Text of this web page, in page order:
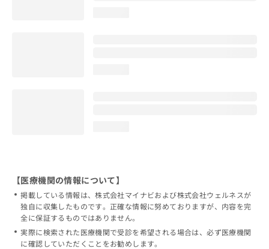
【医療機関の情報について】
掲載している情報は、株式会社マイナビおよび株式会社ウェルネスが
独自に収集したものです。正確な情報に努めておりますが、内容を完
全に保証するものではありません。
実際に検索された医療機関で受診を希望される場合は、必ず医療機関
に確認していただくことをお勧めします。